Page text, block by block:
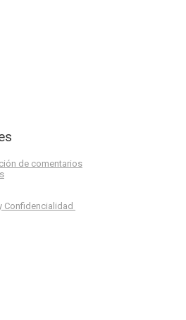
de comentarios
Confidencialidad